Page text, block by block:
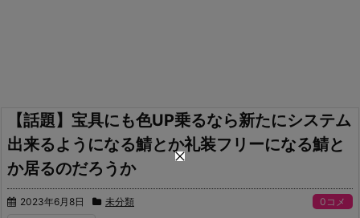
【話題】宝具にも色UP乗るなら新たにシステム
出来るようになる鯖とか礼装フリーになる鯖と
か居るのだろうか
2023年6月8日 未分類 0コメ